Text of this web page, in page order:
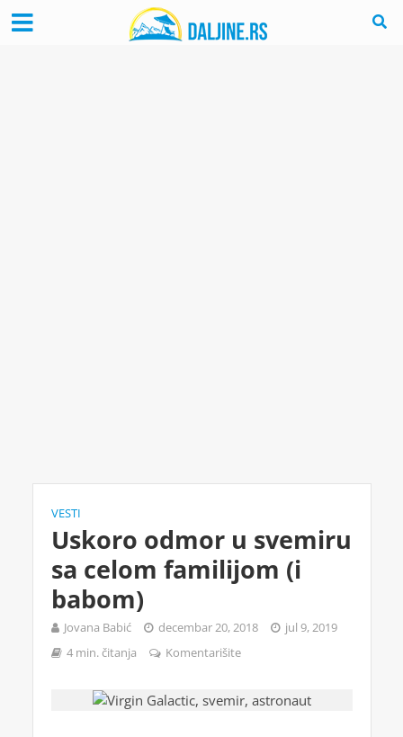
VESTI
Uskoro odmor u svemiru
sa celom familijom (i
babom)
Jovana Babić decembar 20, 2018
jul 9, 2019
4 min. čitanja
Komentarišite